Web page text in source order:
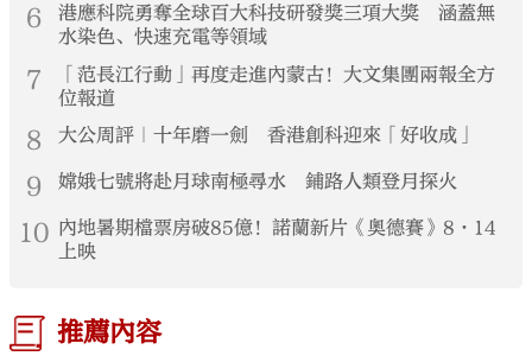
6
港應科院勇奪全球百大科技研發獎三項大獎 涵蓋無
水染色、快速充電等領域
7
「范長江行動」再度走進內蒙古！大文集團兩報全方
位報道
8 大公周評｜十年磨一劍 香港創科迎來「好收成」
9 嫦娥七號將赴月球南極尋水 鋪路人類登月探火
10 內地暑期檔票房破85億！諾蘭新片《奧德賽》8·14
上映
推薦內容